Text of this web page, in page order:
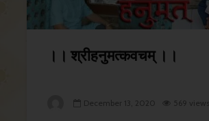
।। श्रीहनुमत्कवचम् ।।
December 13, 2020 569 views